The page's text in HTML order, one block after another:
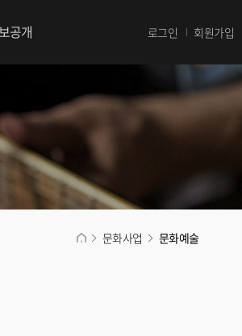
공개 로그인 회원가입
문화사업 문화예술